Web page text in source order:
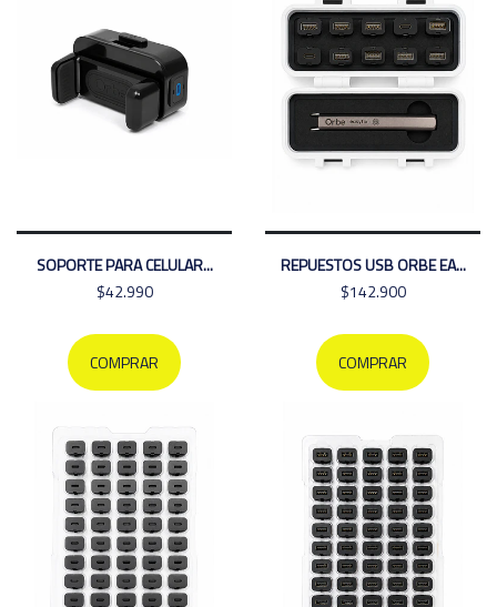
SOPORTE PARA CELULAR...
$42.990
COMPRAR
REPUESTOS USB ORBE EA...
$142.900
COMPRAR